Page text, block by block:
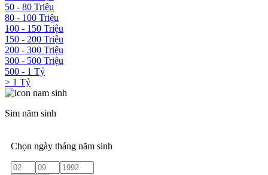
50 - 80 Triệu
80 - 100 Triệu
100 - 150 Triệu
150 - 200 Triệu
200 - 300 Triệu
300 - 500 Triệu
500 - 1 Tỷ
> 1 Tỷ
Sim năm sinh
Chọn ngày tháng năm sinh